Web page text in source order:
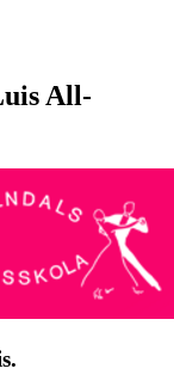
All-